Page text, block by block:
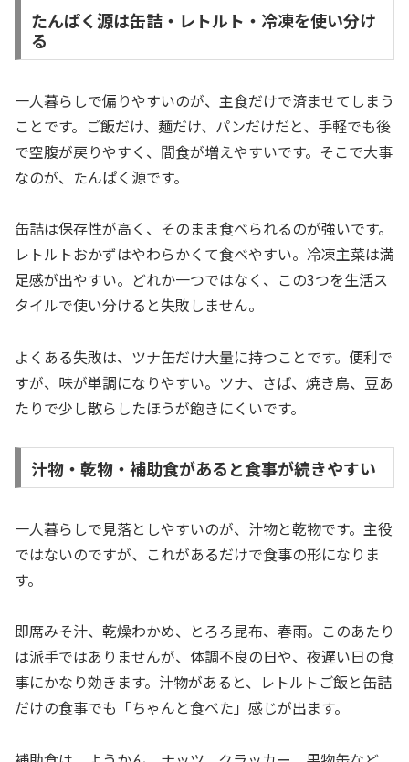
たんぱく源は缶詰・レトルト・冷凍を使い分け
る
一人暮らしで偏りやすいのが、主食だけで済ませてしまう
ことです。ご飯だけ、麺だけ、パンだけだと、手軽でも後
で空腹が戻りやすく、間食が増えやすいです。そこで大事
なのが、たんぱく源です。
缶詰は保存性が高く、そのまま食べられるのが強いです。
レトルトおかずはやわらかくて食べやすい。冷凍主菜は満
足感が出やすい。どれか一つではなく、この3つを生活ス
タイルで使い分けると失敗しません。
よくある失敗は、ツナ缶だけ大量に持つことです。便利で
すが、味が単調になりやすい。ツナ、さば、焼き鳥、豆あ
たりで少し散らしたほうが飽きにくいです。
汁物・乾物・補助食があると食事が続きやすい
一人暮らしで見落としやすいのが、汁物と乾物です。主役
ではないのですが、これがあるだけで食事の形になりま
す。
即席みそ汁、乾燥わかめ、とろろ昆布、春雨。このあたり
は派手ではありませんが、体調不良の日や、夜遅い日の食
事にかなり効きます。汁物があると、レトルトご飯と缶詰
だけの食事でも「ちゃんと食べた」感じが出ます。